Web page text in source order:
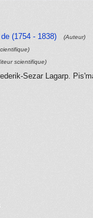
(1754 - 1838) (Auteur)
scientifique)
Sezar Lagarp.